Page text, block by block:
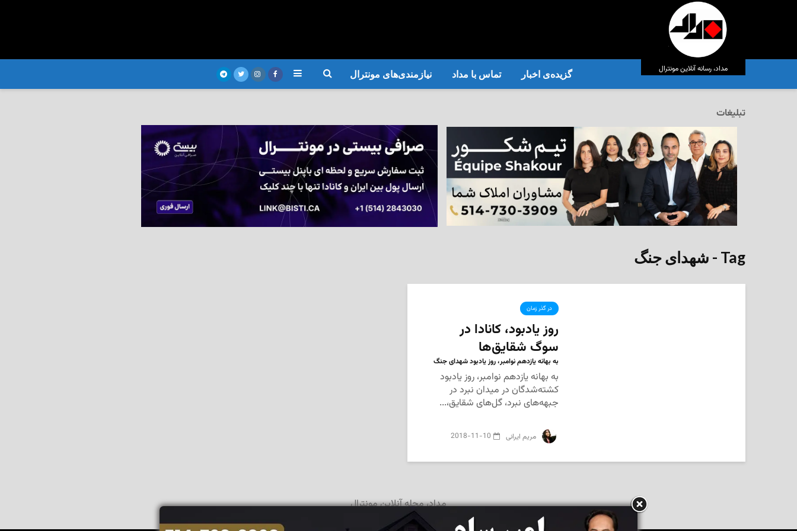
مداد، رسانه آنلاین مونترال گزیده‌ی‌ اخبار تماس با مداد نیازمندی‌های مونترال
تبلیغات
Tag - شهدای جنگ
در گذر زمان
روز یادبود، کانادا در
سوگ شقایق‌‌ها
به بهانه یازدهم نوامبر، روز یادبود شهدای جنگ
به بهانه یازدهم نوامبر، روز یادبود
کشته‌شدگان در میدان نبرد در
جبهه‌های نبرد، گل‌های شقایق،...
‌ مریم ایرانی 2018-11-10
مداد، مجله آنلاین مونترال